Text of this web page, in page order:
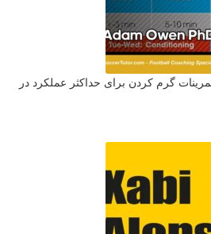
گرم کردن برای حداکثر عملکرد در